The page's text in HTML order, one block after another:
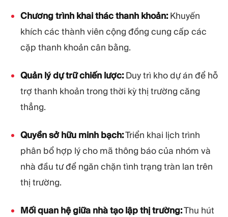
Chương trình khai thác thanh khoản:Khuyến
khích các thành viên cộng đồng cung cấp các
cặp thanh khoản cân bằng.
Quản lý dự trữ chiến lược:Duy trì kho dự án để hỗ
trợ thanh khoản trong thời kỳ thị trường căng
thẳng.
Quyền sở hữu minh bạch:Triển khai lịch trình
phân bổ hợp lý cho mã thông báo của nhóm và
nhà đầu tư để ngăn chặn tình trạng tràn lan trên
thị trường.
Mối quan hệ giữa nhà tạo lập thị trường:Thu hút